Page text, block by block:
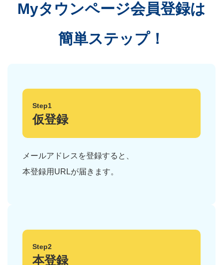
Myタウンページ会員登録は
簡単ステップ！
Step1
仮登録
メールアドレスを登録すると、
本登録用URLが届きます。
Step2
本登録